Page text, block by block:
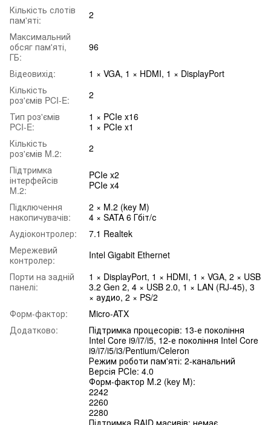
Кількість слотів
пам'яті:
2
Максимальний
обсяг пам'яті,
ГБ:
96
Відеовихід:
1 × VGA, 1 × HDMI, 1 × DisplayPort
Кількість
роз'ємів PCI-E:
2
Тип роз'ємів
PCI-E:
1 × PCIe x16
1 × PCIe x1
Кількість
роз'ємів M.2:
2
Підтримка
інтерфейсів
M.2:
PCIe x2
PCIe x4
Підключення
накопичувачів:
2 × M.2 (key M)
4 × SATA 6 Гбіт/с
Аудіоконтролер:
7.1 Realtek
Мережевий
контролер:
Intel Gigabit Ethernet
Порти на задній
панелі:
1 × DisplayPort, 1 × HDMI, 1 × VGA, 2 × USB
3.2 Gen 2, 4 × USB 2.0, 1 × LAN (RJ-45), 3
× аудио, 2 × PS/2
Форм-фактор:
Micro-ATX
Додатково:
Підтримка процесорів: 13-е покоління
Intel Core i9/i7/i5, 12-е покоління Intel Core
i9/i7/i5/i3/Pentium/Celeron
Режим роботи пам'яті: 2-канальний
Версія PCIe: 4.0
Форм-фактор M.2 (key M):
2242
2260
2280
Підтримка RAID масивів: немає